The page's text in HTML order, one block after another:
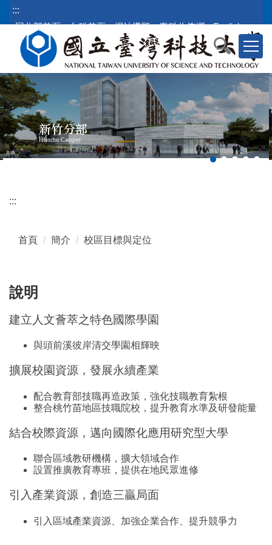
跳
到
容
區
塊
:::
回分部首頁
台科首頁 網站導覽 臺科公佈欄 English
新竹分部
Hsinchu Campus
:::
首頁 簡介 校區目標與定位
說明
建立人文薈萃之特色國際學園
與頭前溪彼岸清交學園相輝映
擴展校園資源，發展永續產業
配合教育部技職再造政策，強化技職教育紮根
整合桃竹苗地區技職院校，提升教育水準及研發能量
結合校際資源，邁向國際化應用研究型大學
聯合區域教研機構，擴大領域合作
設置推廣教育專班，提供在地民眾進修
引入產業資源，創造三贏局面
引入區域產業資源、加強企業合作、提升競爭力